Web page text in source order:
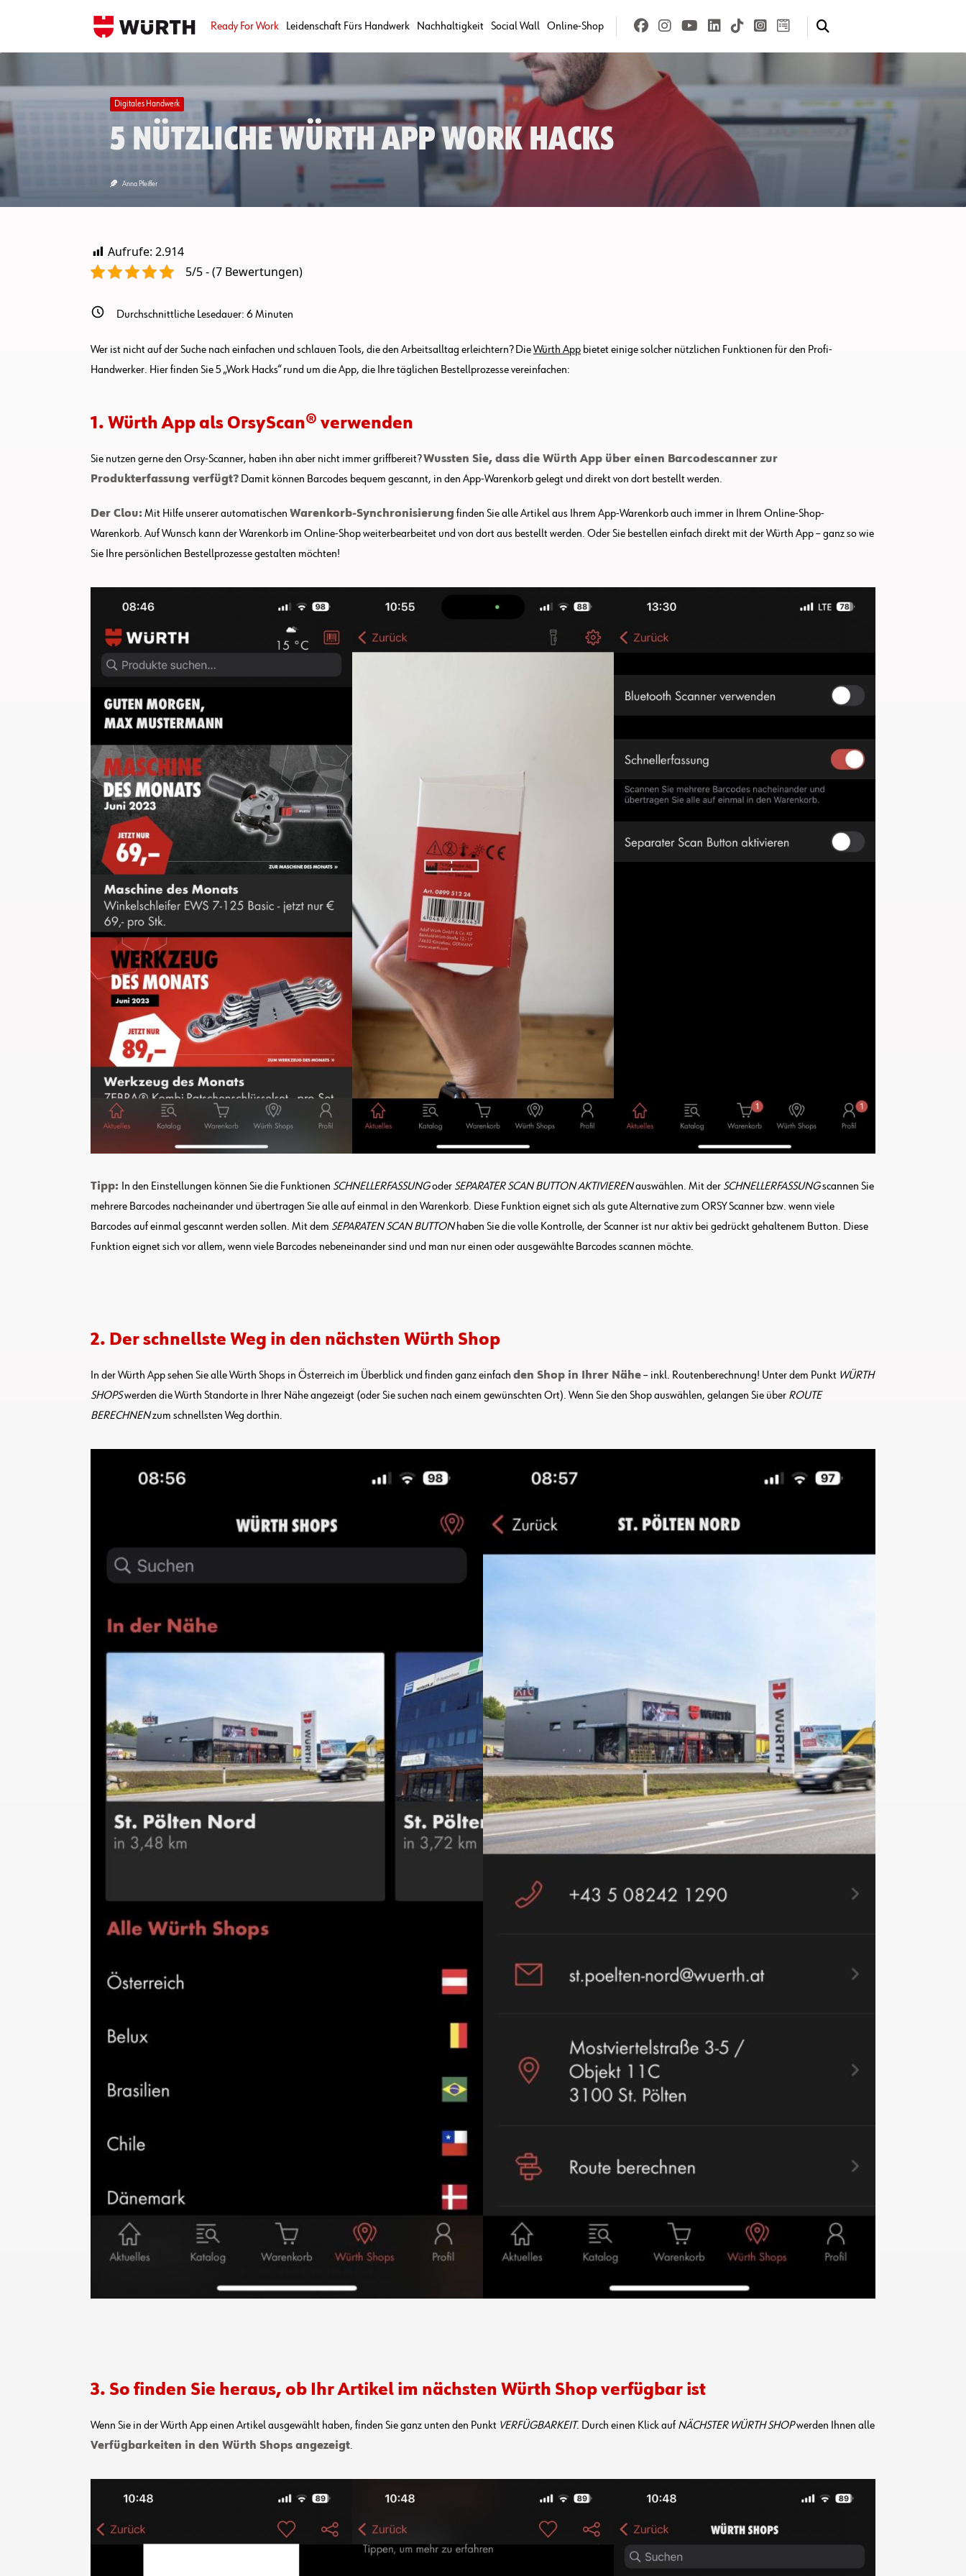
Ready For Work Leidenschaft Fürs Handwerk Nachhaltigkeit Social Wall Online-Shop
Digitales Handwerk
5 nützliche Würth App Work Hacks
Anna Pfeiffer
Aufrufe: 2.914
5/5 - (7 Bewertungen)
Durchschnittliche Lesedauer: 6Minuten
Wer ist nicht auf der Suche nach einfachen und schlauen Tools, die den Arbeitsalltag erleichtern? DieWürth App bietet einige solcher nützlichen Funktionen für den Profi-
Handwerker. Hier finden Sie 5 „Work Hacks“ rund um die App, die Ihre täglichen Bestellprozesse vereinfachen:
1. Würth App als OrsyScan® verwenden
Sie nutzen gerne den Orsy-Scanner, haben ihn aber nicht immer griffbereit?Wussten Sie, dass die Würth App über einen Barcodescanner zur
Produkterfassung verfügt? Damit können Barcodes bequem gescannt, in den App-Warenkorb gelegt und direkt von dort bestellt werden.
Der Clou:Mit Hilfe unserer automatischen Warenkorb-Synchronisierung finden Sie alle Artikel aus Ihrem App-Warenkorb auch immer in Ihrem Online-Shop-
Warenkorb. Auf Wunsch kann der Warenkorb im Online-Shop weiterbearbeitet und von dort aus bestellt werden. Oder Sie bestellen einfach direkt mit der Würth App – ganz so wie
Sie Ihre persönlichen Bestellprozesse gestalten möchten!
Tipp: In den Einstellungen können Sie die Funktionen SCHNELLERFASSUNGoder SEPARATER SCAN BUTTON AKTIVIERENauswählen. Mit der SCHNELLERFASSUNGscannen Sie
mehrere Barcodes nacheinander und übertragen Sie alle auf einmal in den Warenkorb. Diese Funktion eignet sich als gute Alternative zum ORSY Scanner bzw. wenn viele
Barcodes auf einmal gescannt werden sollen. Mit dem SEPARATEN SCAN BUTTONhaben Sie die volle Kontrolle, der Scanner ist nur aktiv bei gedrückt gehaltenem Button. Diese
Funktion eignet sich vor allem, wenn viele Barcodes nebeneinander sind und man nur einen oder ausgewählte Barcodes scannen möchte.
2. Der schnellste Weg in den nächsten Würth Shop
In der Würth App sehen Sie alle Würth Shops in Österreich im Überblick und finden ganz einfach den Shop in Ihrer Nähe– inkl. Routenberechnung! Unter dem Punkt WÜRTH
SHOPSwerden die Würth Standorte in Ihrer Nähe angezeigt (oder Sie suchen nach einem gewünschten Ort). Wenn Sie den Shop auswählen, gelangen Sie über ROUTE
BERECHNENzum schnellsten Weg dorthin.
3. So finden Sie heraus, ob Ihr Artikel im nächsten Würth Shop verfügbar ist
Wenn Sie in der Würth App einen Artikel ausgewählt haben, finden Sie ganz unten den Punkt VERFÜGBARKEIT. Durch einen Klick auf NÄCHSTER WÜRTH SHOPwerden Ihnen alle
Verfügbarkeiten in den Würth Shops angezeigt.